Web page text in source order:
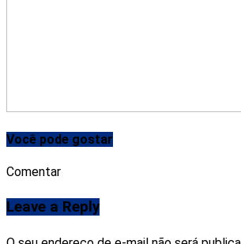
Você pode gostar
Comentar
Leave a Reply